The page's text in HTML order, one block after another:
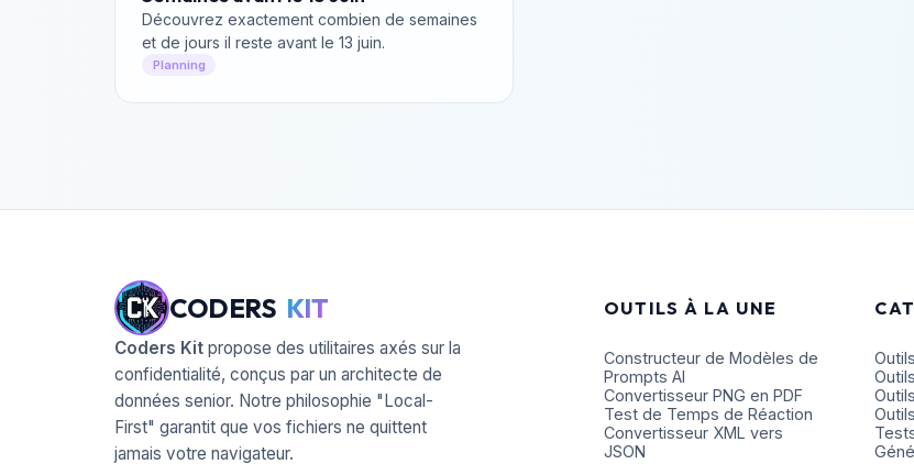
Découvrez exactement combien de semaines
et de jours il reste avant le 13 juin.
Planning
CODERS KIT
Coders Kit propose des utilitaires axés sur la
confidentialité, conçus par un architecte de
données senior. Notre philosophie "Local-
First" garantit que vos fichiers ne quittent
jamais votre navigateur.
OUTILS À LA UNE
Constructeur de Modèles de
Prompts AI
Convertisseur PNG en PDF
Test de Temps de Réaction
Convertisseur XML vers
JSON